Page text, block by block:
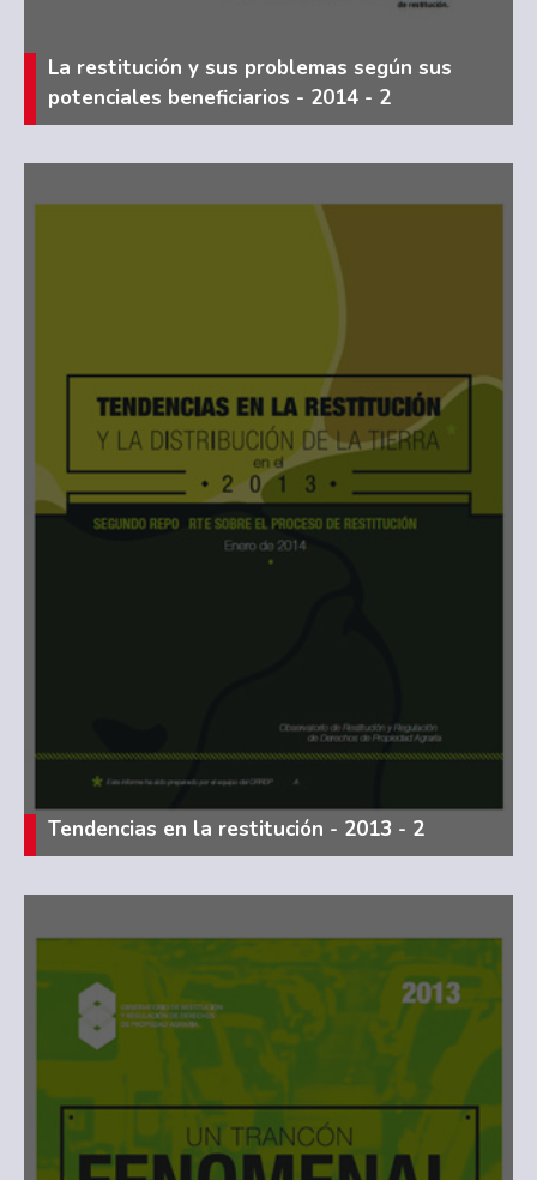
La restitución y sus problemas según sus
potenciales beneficiarios - 2014 - 2
Tendencias en la restitución - 2013 - 2